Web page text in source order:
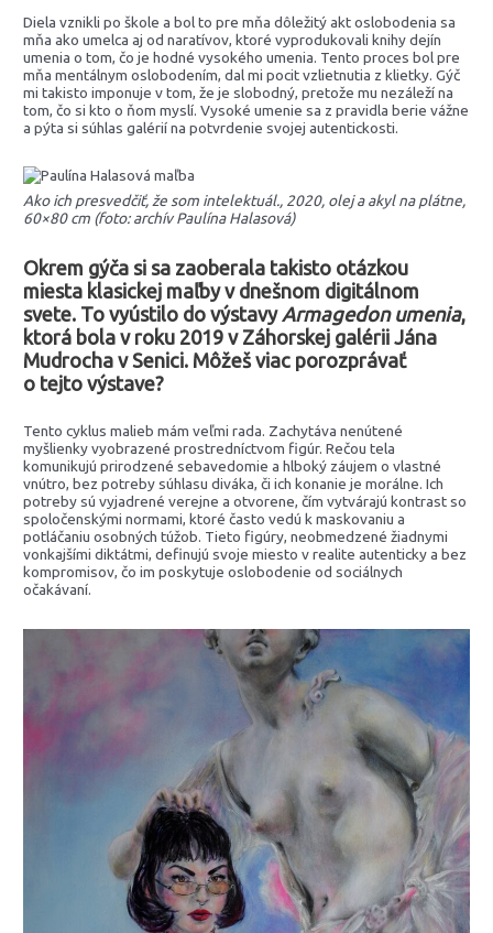
Diela vznikli po škole a bol to pre mňa dôležitý akt oslobodenia sa
mňa ako umelca aj od naratívov, ktoré vyprodukovali knihy dejín
umenia o tom, čo je hodné vysokého umenia. Tento proces bol pre
mňa mentálnym oslobodením, dal mi pocit vzlietnutia z klietky. Gýč
mi takisto imponuje v tom, že je slobodný, pretože mu nezáleží na
tom, čo si kto o ňom myslí. Vysoké umenie sa z pravidla berie vážne
a pýta si súhlas galérií na potvrdenie svojej autentickosti.
Ako ich presvedčiť, že som intelektuál., 2020, olej a akyl na plátne,
60×80 cm (foto: archív Paulína Halasová)
Okrem gýča si sa zaoberala takisto otázkou
miesta klasickej maľby v dnešnom digitálnom
svete. To vyústilo do výstavyArmagedon umenia,
ktorá bola v roku 2019 v Záhorskej galérii Jána
Mudrocha v Senici. Môžeš viac porozprávať
o tejto výstave?
Tento cyklus malieb mám veľmi rada. Zachytáva nenútené
myšlienky vyobrazené prostredníctvom figúr. Rečou tela
komunikujú prirodzené sebavedomie a hlboký záujem o vlastné
vnútro, bez potreby súhlasu diváka, či ich konanie je morálne. Ich
potreby sú vyjadrené verejne a otvorene, čím vytvárajú kontrast so
spoločenskými normami, ktoré často vedú k maskovaniu a
potláčaniu osobných túžob. Tieto figúry, neobmedzené žiadnymi
vonkajšími diktátmi, definujú svoje miesto v realite autenticky a bez
kompromisov, čo im poskytuje oslobodenie od sociálnych
očakávaní.